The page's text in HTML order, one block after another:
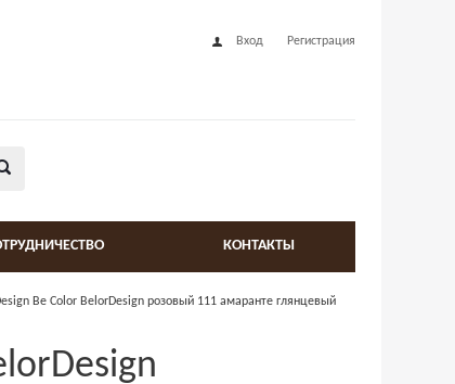
Вход Регистрация
КОНТАКТЫ
Be Color BelorDesign розовый 111 амаранте глянцевый